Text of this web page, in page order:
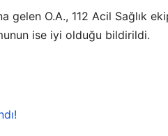
O.A., 112 Acil Sağlık
ise iyi olduğu bildirildi.